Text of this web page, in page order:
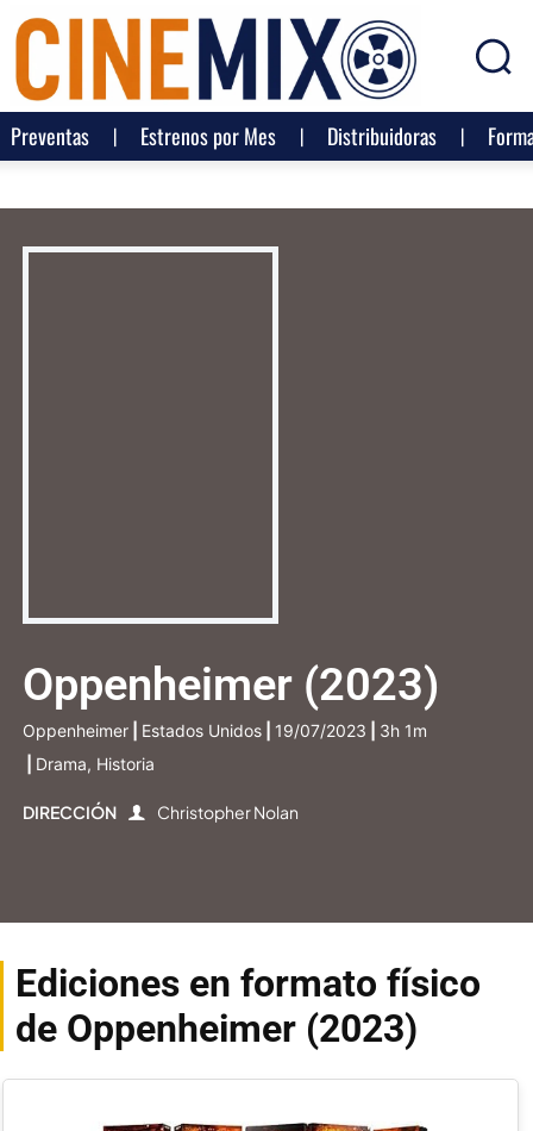
Preventas Estrenos por Mes Distribuidoras
Oppenheimer (2023)
Oppenheimer Estados Unidos 19/07/2023
3h 1m
Drama, Historia
DIRECCIÓN Christopher Nolan
Ediciones en formato físico
de Oppenheimer (2023)